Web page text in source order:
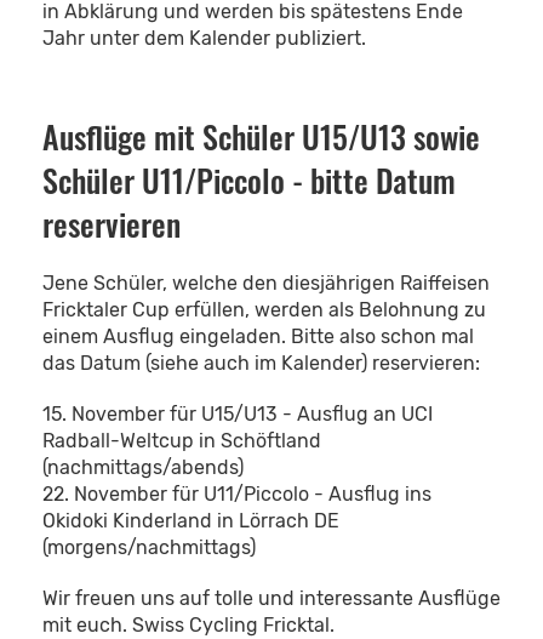
in Abklärung und werden bis spätestens Ende
Jahr unter dem Kalender publiziert.
Ausflüge mit Schüler U15/U13 sowie
Schüler U11/Piccolo - bitte Datum
reservieren
Jene Schüler, welche den diesjährigen Raiffeisen
Fricktaler Cup erfüllen, werden als Belohnung zu
einem Ausflug eingeladen. Bitte also schon mal
das Datum (siehe auch im Kalender) reservieren:
15. November für U15/U13 - Ausflug an UCI
Radball-Weltcup in Schöftland
(nachmittags/abends)
22. November für U11/Piccolo - Ausflug ins
Okidoki Kinderland in Lörrach DE
(morgens/nachmittags)
Wir freuen uns auf tolle und interessante Ausflüge
mit euch. Swiss Cycling Fricktal.